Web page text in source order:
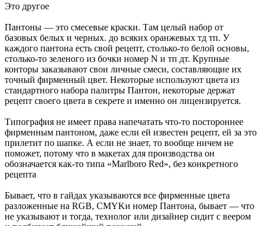
Это другое
Пантоны — это смесевые краски. Там целый набор от
базовых белых и черных. до всяких оранжевых тд тп. У
каждого пантона есть свой рецепт, столько-то белой основы,
столько-то зеленого из бочки номер N и тп дт. Крупные
конторы заказывают свои личные смеси, составляющие их
точный фирменный цвет. Некоторые используют цвета из
стандартного набора палитры Пантон, некоторые держат
рецепт своего цвета в секрете и именно он лицензируется.
Типография не имеет права напечатать что-то постороннее
фирменным пантоном, даже если ей известен рецепт, ей за это
прилетит по шапке. А если не знает, то вообще ничем не
поможет, потому что в макетах для производства он
обозначается как-то типа «Marlboro Red», без конкретного
рецепта
Бывает, что в гайдах указываются все фирменные цвета
разложенные на RGB, CMYKи номер Пантона, бывает — что
не указывают и тогда, технолог или дизайнер сидит с веером